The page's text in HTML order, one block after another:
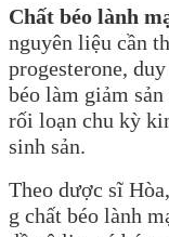
Chất béo lành
nguyên liệu cần
progesterone,
béo làm giảm
rối loạn chu kỳ
sinh sản.
Theo dược sĩ
g chất béo lành